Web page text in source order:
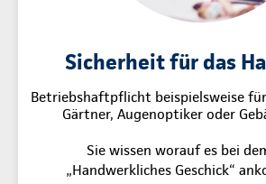
Sicherheit für das
Betriebshaftpflicht beispielsweise
Gärtner, Augenoptiker oder
Sie wissen worauf es bei
„Handwerkliches Geschick“